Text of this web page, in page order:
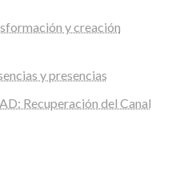
y creación
y presencias
Recuperación del Canal